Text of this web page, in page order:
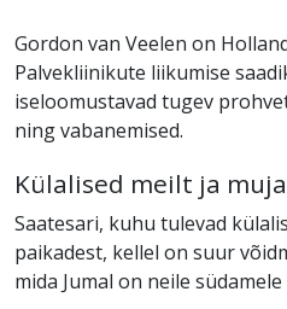
Gordon van Veelen on
Palvekliinikute liikumise
iseloomustavad tugev
ning vabanemised.
Külalised meilt ja
Saatesari, kuhu tulevad
paikadest, kellel on suur
mida Jumal on neile